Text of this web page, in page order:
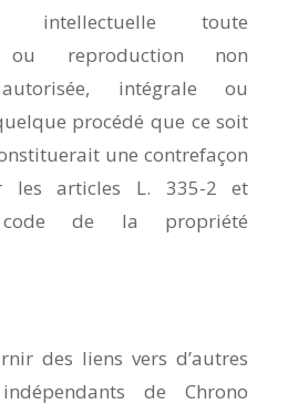
intellectuelle toute
ou reproduction non
autorisée, intégrale ou
procédé que ce soit
une contrefaçon
les articles L. 335-2 et
de la propriété
des liens vers d’autres
de Chrono